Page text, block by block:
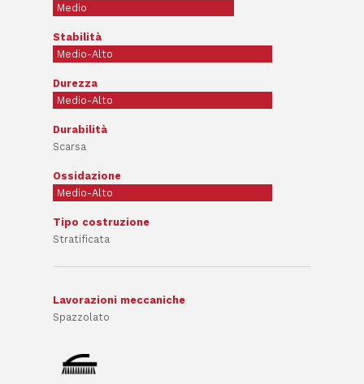
Medio
Stabilità
Medio-Alto
Durezza
Medio-Alto
Durabilità
Scarsa
Ossidazione
Medio-Alto
Tipo costruzione
Stratificata
Lavorazioni meccaniche
Spazzolato